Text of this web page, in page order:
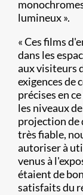
lumineux ».
« Ces films
dans les
aux visiteurs
exigences de
précises en
les niveaux
projection de
très fiable,
autoriser à
venus à
étaient de
satisfaits du